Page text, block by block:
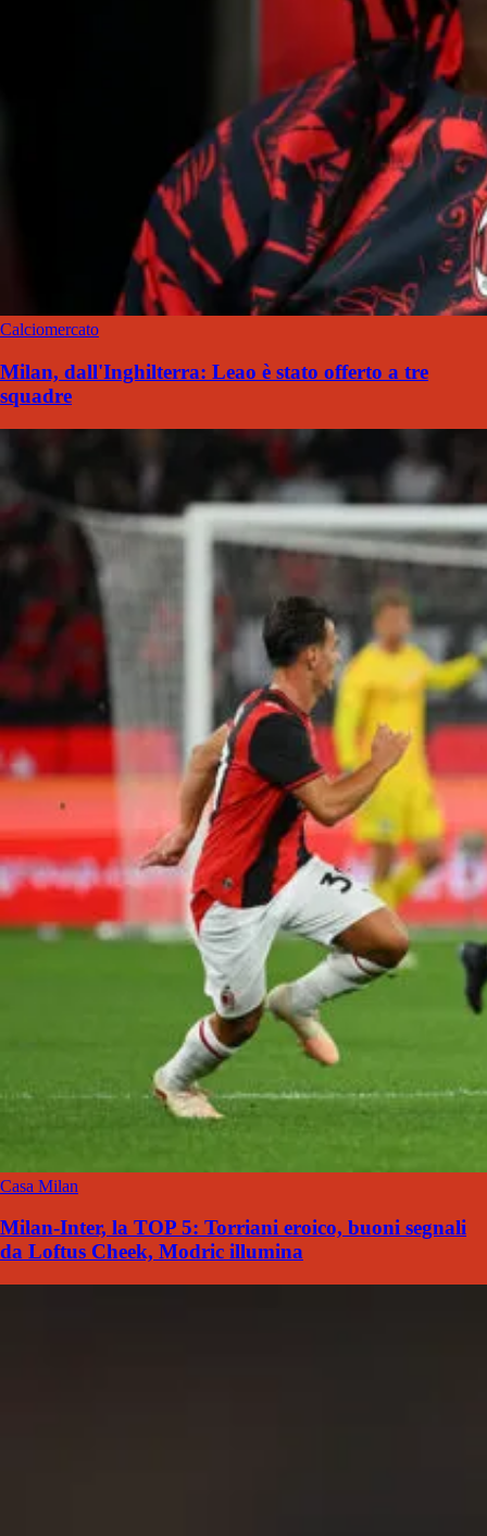
Calciomercato
Milan, dall'Inghilterra: Leao è stato offerto a tre
squadre
Casa Milan
Milan-Inter, la TOP 5: Torriani eroico, buoni segnali
da Loftus Cheek, Modric illumina